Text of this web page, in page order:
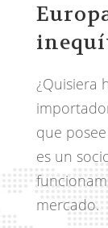
¿Quisiera
que
es un
mercado.